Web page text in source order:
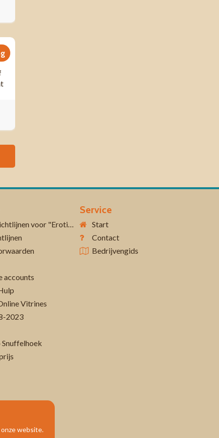
Aanvullende richtlijnen voor "Erotiek 18+"
accounts
Vitrines
2023
Service
Start
Contact
Bedrijvengids
onze website.